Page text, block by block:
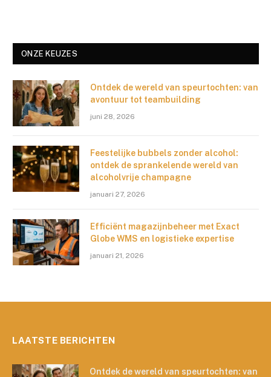
ONZE KEUZES
Ontdek de wereld van speurtochten: van
avontuur tot teambuilding
juni 28, 2026
Feestelijke bubbels zonder alcohol:
ontdek de sprankelende wereld van
alcoholvrije champagne
januari 27, 2026
Efficiënt magazijnbeheer met Exact
Globe WMS en logistieke expertise
januari 21, 2026
LAATSTE BERICHTEN
Ontdek de wereld van speurtochten: van